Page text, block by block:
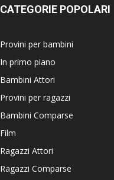
CATEGORIE POPOLARI
Provini per bambini
In primo piano
Bambini Attori
Provini per ragazzi
Bambini Comparse
Film
Ragazzi Attori
Ragazzi Comparse